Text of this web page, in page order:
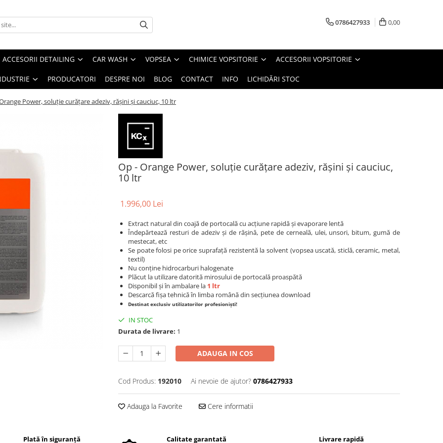
0786427933 0,00
ACCESORII DETAILING CAR WASH VOPSEA CHIMICE VOPSITORIE ACCESORII VOPSITORIE
PRODUCATORI DESPRE NOI BLOG CONTACT INFO LICHIDĂRI STOC
Power, soluție curățare adeziv, rășini și cauciuc, 10 ltr
Op - Orange Power, soluție curățare adeziv, rășini și cauciuc,
10 ltr
1.996,00 Lei
Extract natural din coajă de portocală cu acțiune rapidă și evaporare lentă
Îndepărtează resturi de adeziv și de rășină, pete de cerneală, ulei, unsori, bitum, gumă de
mestecat, etc
Se poate folosi pe orice suprafață rezistentă la solvent (vopsea uscată, sticlă, ceramic, metal,
textil)
Nu conține hidrocarburi halogenate
Plăcut la utilizare datorită mirosului de portocală proaspătă
Disponibil și în ambalare la 1 ltr
Descarcă fișa tehnică în limba română din secțiunea download
Destinat exclusiv utilizatorilor profesioniști!
IN STOC
Durata de livrare: 1
ADAUGA IN COS
Cod Produs: 192010 Ai nevoie de ajutor? 0786427933
Adauga la Favorite Cere informatii
Plată în siguranță Calitate garantată Livrare rapidă